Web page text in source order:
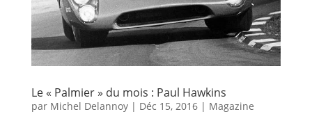
Le « Palmier » du mois : Paul Hawkins
par Michel Delannoy| Déc 15, 2016| Magazine